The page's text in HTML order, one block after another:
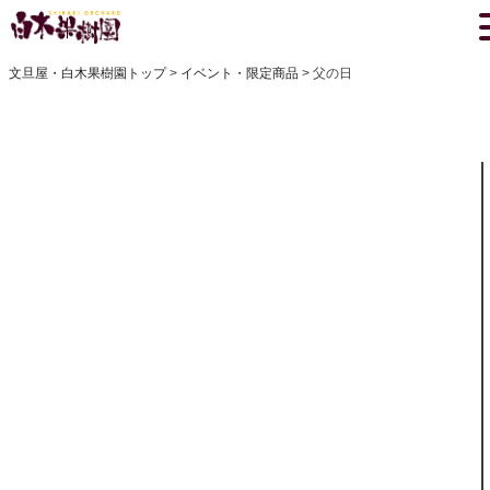
文旦屋・白木果樹園トップ イベント・限定商品 父の日